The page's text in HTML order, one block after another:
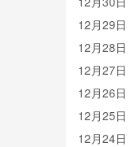
12月29
12月28
12月27
12月26
12月25
场录像
12月24